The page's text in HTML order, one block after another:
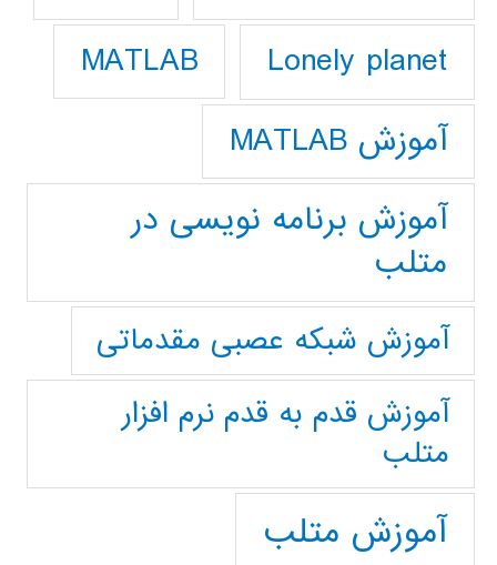
Lonely planet
MATLAB
آموزش MATLAB
آموزش برنامه نویسی در
متلب
آموزش شبکه عصبی مقدماتی
آموزش قدم به قدم نرم افزار
متلب
آموزش متلب